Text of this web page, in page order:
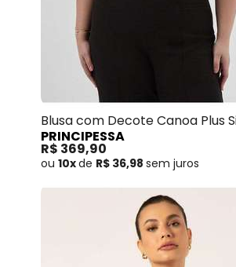
Blusa com Decote Canoa Plus
White Alaide
PRINCIPESSA
R$ 369,90
ou 10xde R$ 36,98 sem juros